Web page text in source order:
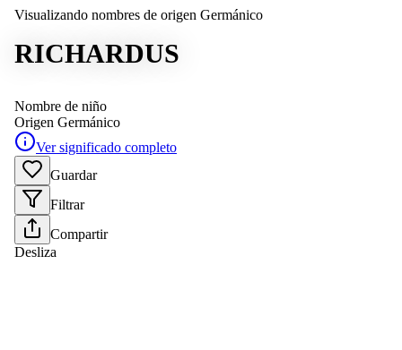
Visualizando nombres de origen Germánico
RICHARDUS
Nombre de niño
Origen Germánico
Ver significado completo
Guardar
Filtrar
Compartir
Desliza